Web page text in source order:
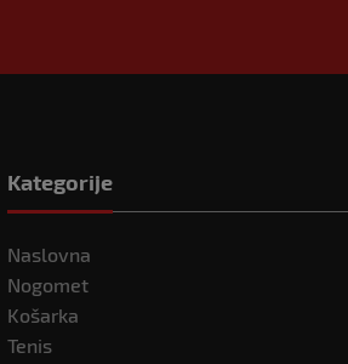
Kategorije
Naslovna
Nogomet
Košarka
Tenis